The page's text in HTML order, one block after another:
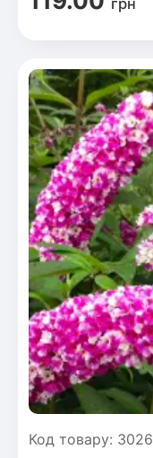
грн
Код товару: 3026